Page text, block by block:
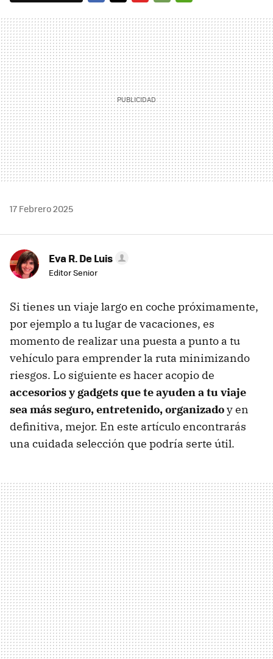
MAIL
17 Febrero 2025
Eva R. De Luis
Editor Senior
Si tienes un viaje largo en coche próximamente,
por ejemplo a tu lugar de vacaciones, es
momento de realizar una puesta a punto a tu
vehículo para emprender la ruta minimizando
riesgos. Lo siguiente es hacer acopio de
accesorios y gadgets que te ayuden a tu viaje
sea más seguro, entretenido, organizadoy en
definitiva, mejor. En este artículo encontrarás
una cuidada selección que podría serte útil.